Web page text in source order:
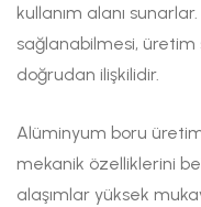
kullanım alanı
sağlanabilmesi,
doğrudan ilişkilidir.
Alüminyum boru
mekanik özelliklerini
alaşımlar yüksek